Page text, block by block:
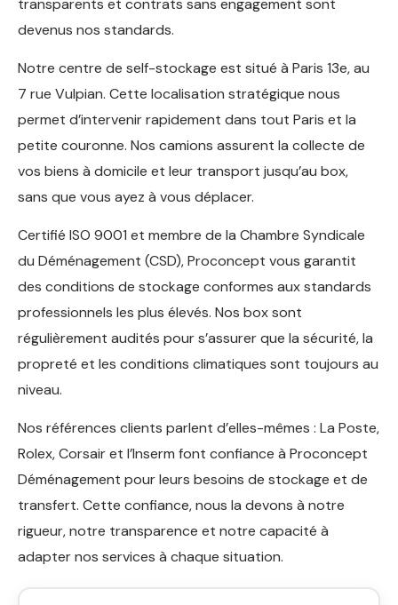
transparents et contrats sans engagement sont
devenus nos standards.
Notre centre de self-stockage est situé à Paris 13e, au
7 rue Vulpian. Cette localisation stratégique nous
permet d’intervenir rapidement dans tout Paris et la
petite couronne. Nos camions assurent la collecte de
vos biens à domicile et leur transport jusqu’au box,
sans que vous ayez à vous déplacer.
Certifié ISO 9001 et membre de la Chambre Syndicale
du Déménagement (CSD), Proconcept vous garantit
des conditions de stockage conformes aux standards
professionnels les plus élevés. Nos box sont
régulièrement audités pour s’assurer que la sécurité, la
propreté et les conditions climatiques sont toujours au
niveau.
Nos références clients parlent d’elles-mêmes : La Poste,
Rolex, Corsair et l’Inserm font confiance à Proconcept
Déménagement pour leurs besoins de stockage et de
transfert. Cette confiance, nous la devons à notre
rigueur, notre transparence et notre capacité à
adapter nos services à chaque situation.